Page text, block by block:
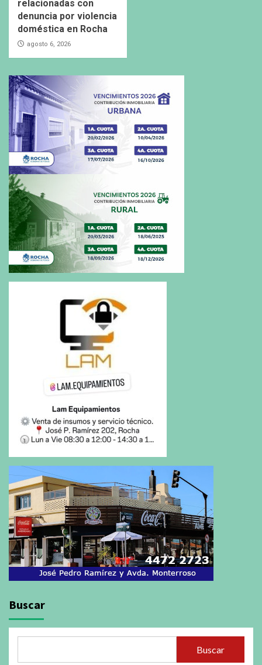
relacionadas con
denuncia por violencia
doméstica en Rocha
agosto 6, 2026
Buscar
Buscar